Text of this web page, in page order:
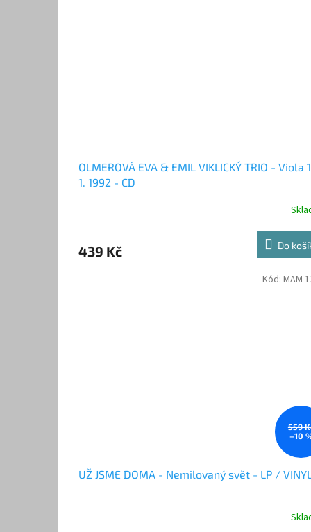
OLMEROVÁ EVA & EMIL VIKLICKÝ TRIO - Viola
1. 1992 - CD
439 Kč Do
559
–10
UŽ JSME DOMA - Nemilovaný svět - LP /
Kód:MAM